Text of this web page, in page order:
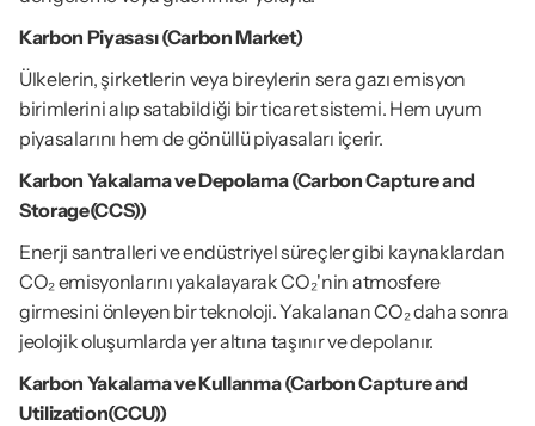
Karbon Piyasası (Carbon Market)
Ülkelerin, şirketlerin veya bireylerin sera gazı emisyon
birimlerini alıp satabildiği bir ticaret sistemi. Hem uyum
piyasalarını hem de gönüllü piyasaları içerir.
Karbon Yakalama ve Depolama (Carbon Capture and
Storage(CCS))
Enerji santralleri ve endüstriyel süreçler gibi kaynaklardan
CO₂ emisyonlarını yakalayarak CO₂'nin atmosfere
girmesini önleyen bir teknoloji. Yakalanan CO₂ daha sonra
jeolojik oluşumlarda yer altına taşınır ve depolanır.
Karbon Yakalama ve Kullanma (Carbon Capture and
Utilization(CCU))